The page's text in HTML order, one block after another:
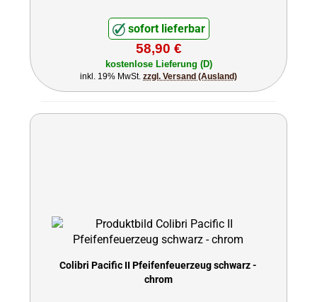
sofort lieferbar
58,90 €
kostenlose Lieferung (D)
inkl. 19% MwSt. zzgl. Versand (Ausland)
Colibri Pacific II Pfeifenfeuerzeug schwarz -
chrom